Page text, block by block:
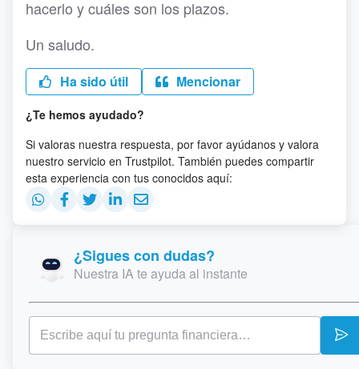
hacerlo y cuáles son los plazos.
Un saludo.
Ha sido útil Mencionar
¿Te hemos ayudado?
Si valoras nuestra respuesta, por favor ayúdanos y valora
nuestro servicio en Trustpilot. También puedes compartir
esta experiencia con tus conocidos aquí:
¿Sigues con dudas?
Nuestra IA te ayuda al instante